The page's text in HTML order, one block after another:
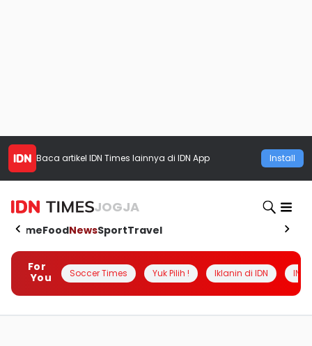
Baca artikel IDN Times lainnya di IDN App Install
JOGJA
HomeFoodNewsSportTravel
For
You
Soccer Times Yuk Pilih ! Iklanin di IDN